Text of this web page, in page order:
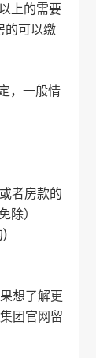
上的需要
的可以缴
，一般情
者房款的
除）
)
想了解更
集团官网留